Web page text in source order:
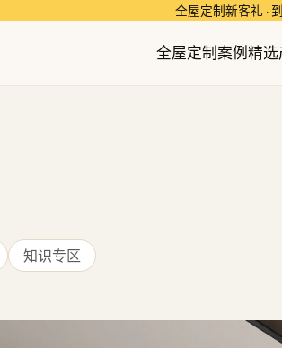
全屋定制新客礼 ·
全屋定制案例精选
知识专区